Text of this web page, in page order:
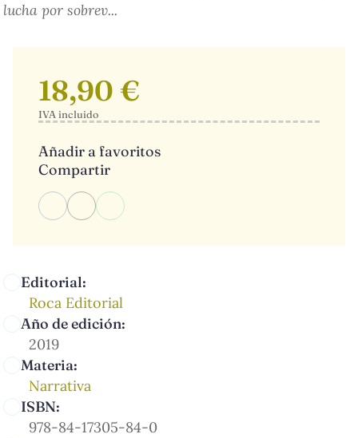
lucha por sobrev...
Editorial:
Roca Editorial
Año de edición:
2019
Materia:
Narrativa
ISBN:
978-84-17305-84-0
18,90 €
IVA incluido
Añadir a favoritos
Compartir